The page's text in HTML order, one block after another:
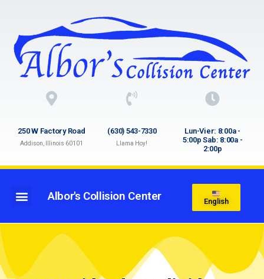
250 W Factory Road
Addison, Illinois 60101
(630) 543-7330
Llama Hoy!
Lun-Vier: 8:00a -
5:00p Sab: 8:00a -
2:00p
Albor's Collision Center English